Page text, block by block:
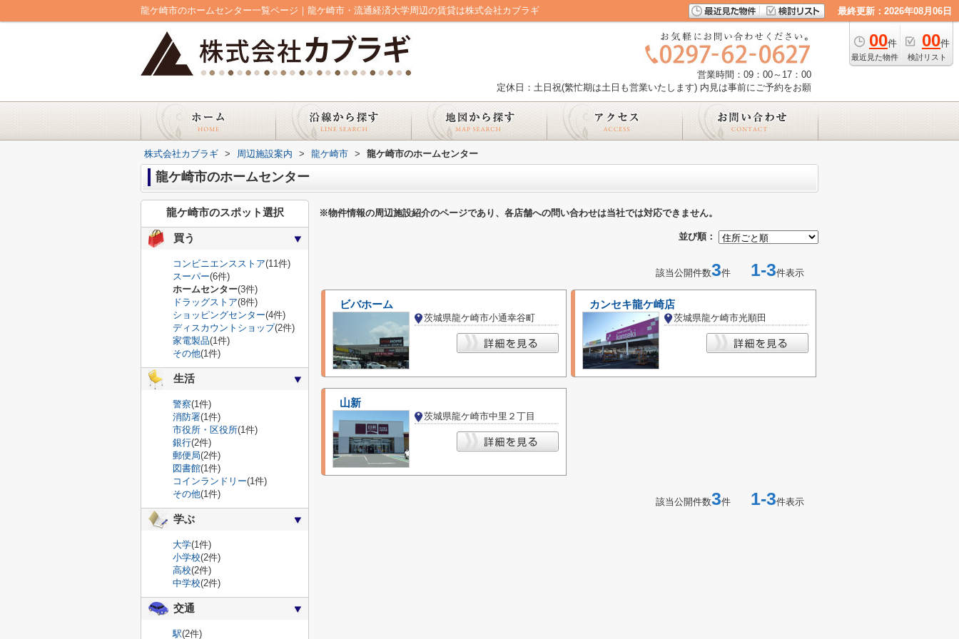
龍ケ崎市のホームセンター一覧ページ｜龍ケ崎市・流通経済大学周辺の賃貸は株式会社カブラギ 最終更新：2026年08月06日
00件
最近見た物件
00件
検討リスト
営業時間：09：00～17：00
定休日：土日祝(繁忙期は土日も営業いたします) 内見は事前にご予約をお願
株式会社カブラギ > 周辺施設案内 > 龍ケ崎市 > 龍ケ崎市のホームセンター
龍ケ崎市のホームセンター
※物件情報の周辺施設紹介のページであり、各店舗への問い合わせは当社では対応できません。
並び順：
該当公開件数3件 1-3件表示
ビバホーム
茨城県龍ケ崎市小通幸谷町
カンセキ龍ケ崎店
茨城県龍ケ崎市光順田
山新
茨城県龍ケ崎市中里２丁目
該当公開件数3件 1-3件表示
龍ケ崎市のスポット選択
買う
コンビニエンスストア(11件)
スーパー(6件)
ホームセンター(3件)
ドラッグストア(8件)
ショッピングセンター(4件)
ディスカウントショップ(2件)
家電製品(1件)
その他(1件)
生活
警察(1件)
消防署(1件)
市役所・区役所(1件)
銀行(2件)
郵便局(2件)
図書館(1件)
コインランドリー(1件)
その他(1件)
学ぶ
大学(1件)
小学校(2件)
高校(2件)
中学校(2件)
交通
駅(2件)